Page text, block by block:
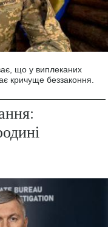
що у виплеканих
кричуще беззаконня.